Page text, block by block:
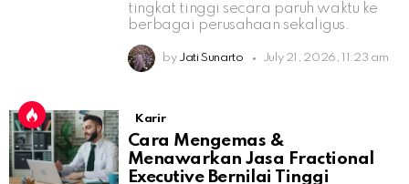
tingkat tinggi secara paruh waktu ke
berbagai perusahaan sekaligus.
by Jati Sunarto July 21, 2026, 11:23 am
Karir
Cara Mengemas &
Menawarkan Jasa Fractional
Executive Bernilai Tinggi